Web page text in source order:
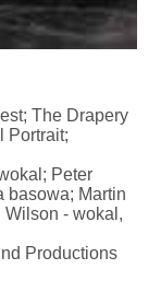
The Drapery
Portrait;
Peter
basowa; Martin
Wilson - wokal,
Productions